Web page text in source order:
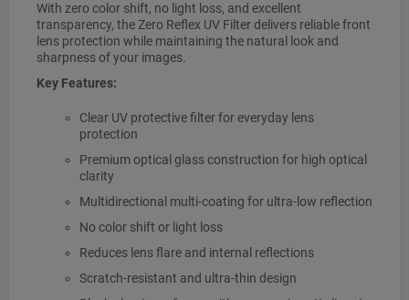
With zero color shift, no light loss, and excellent
transparency, the Zero Reflex UV Filter delivers reliable front
lens protection while maintaining the natural look and
sharpness of your images.
Key Features:
Clear UV protective filter for everyday lens
protection
Premium optical glass construction for high optical
clarity
Multidirectional multi-coating for ultra-low reflection
No color shift or light loss
Reduces lens flare and internal reflections
Scratch-resistant and ultra-thin design